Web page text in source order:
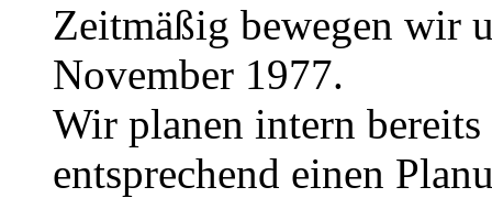
Zeitmäßig bewegen wir
November 1977.
Wir planen intern
entsprechend einen